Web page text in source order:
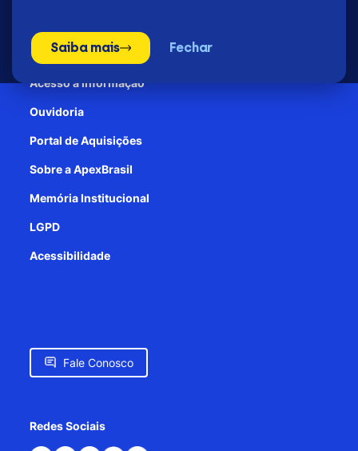
Saiba mais Fechar
Patrocínio
Acesso à informação
Ouvidoria
Portal de Aquisições
Sobre a ApexBrasil
Memória Institucional
LGPD
Acessibilidade
Fale Conosco
Redes Sociais